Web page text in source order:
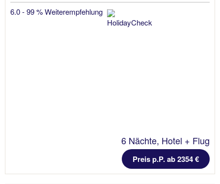
6.0 - 99 % Weiterempfehlung
6 Nächte, Hotel + Flug
Preis p.P. ab 2354 €